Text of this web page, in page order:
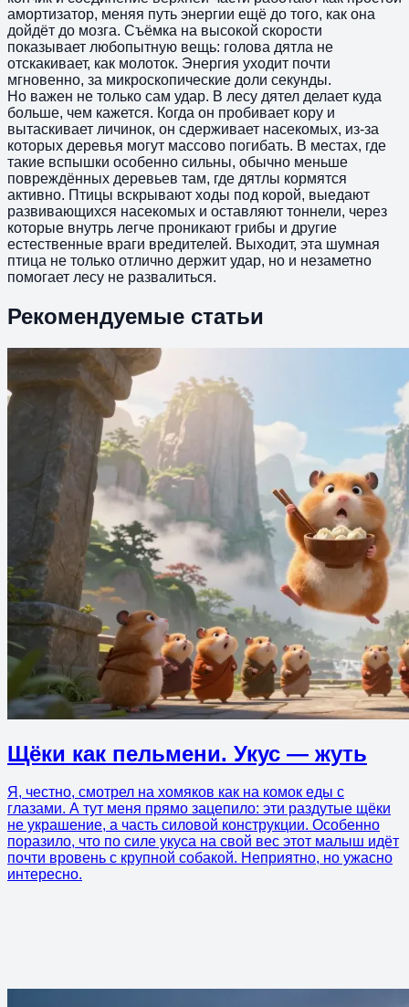
амортизатор, меняя путь энергии ещё до того, как она
дойдёт до мозга. Съёмка на высокой скорости
показывает любопытную вещь: голова дятла не
отскакивает, как молоток. Энергия уходит почти
мгновенно, за микроскопические доли секунды.
Но важен не только сам удар. В лесу дятел делает куда
больше, чем кажется. Когда он пробивает кору и
вытаскивает личинок, он сдерживает насекомых, из-за
которых деревья могут массово погибать. В местах, где
такие вспышки особенно сильны, обычно меньше
повреждённых деревьев там, где дятлы кормятся
активно. Птицы вскрывают ходы под корой, выедают
развивающихся насекомых и оставляют тоннели, через
которые внутрь легче проникают грибы и другие
естественные враги вредителей. Выходит, эта шумная
птица не только отлично держит удар, но и незаметно
помогает лесу не развалиться.
Рекомендуемые статьи
Щёки как пельмени. Укус — жуть
Я, честно, смотрел на хомяков как на комок еды с
глазами. А тут меня прямо зацепило: эти раздутые щёки
не украшение, а часть силовой конструкции. Особенно
поразило, что по силе укуса на свой вес этот малыш идёт
почти вровень с крупной собакой. Неприятно, но ужасно
интересно.